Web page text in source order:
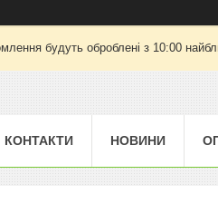
будуть оброблені з 10:00
КОНТАКТИ НОВИНИ